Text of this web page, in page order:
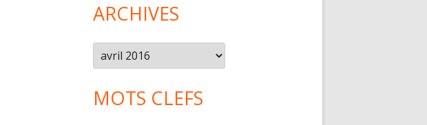
ARCHIVES
Archives
MOTS CLEFS